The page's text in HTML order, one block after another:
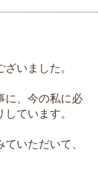
いました。
に、今の私に必
ています。
いただいて、